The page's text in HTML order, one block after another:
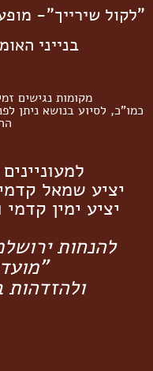
"לקול שירייך"-
בנייני
מקומות נגישים
כמו"כ, לסיוע בנושא ניתן
יציע שמאל
יציע ימין
להנחות